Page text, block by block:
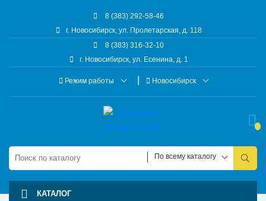
8 (383) 292-58-46
г. Новосибирск, ул. Пролетарская, д. 118
8 (383) 316-32-10
г. Новосибирск, ул. Есенина, д. 1
Режим работы Новосибирск
По всему каталогу
КАТАЛОГ